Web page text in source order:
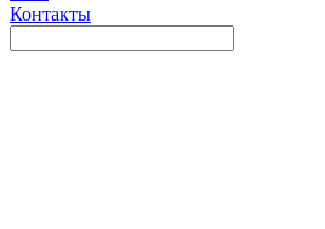
Контакты